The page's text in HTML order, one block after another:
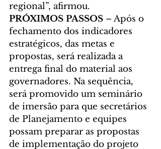
regional”, afirmou.
PRÓXIMOS PASSOS – Após o
fechamento dos indicadores
estratégicos, das metas e
propostas, será realizada a
entrega final do material aos
governadores. Na sequência,
será promovido um seminário
de imersão para que secretários
de Planejamento e equipes
possam preparar as propostas
de implementação do projeto